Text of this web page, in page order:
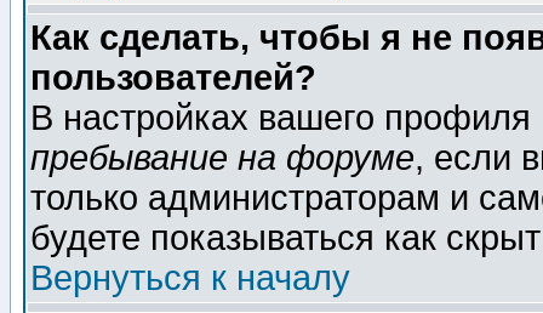
Как сделать, чтобы я не
пользователей?
В настройках вашего
пребывание на форуме, если
только администраторам и
будете показываться как
Вернуться к началу